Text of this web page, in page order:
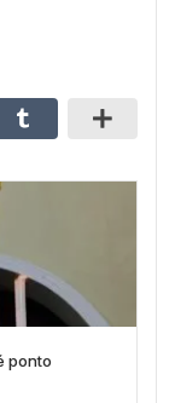
ponto